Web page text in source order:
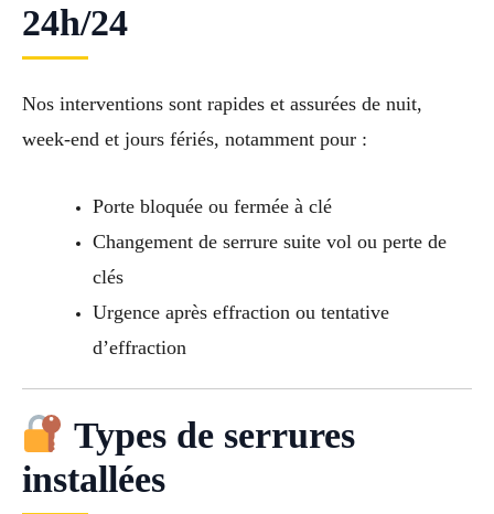
24h/24
Nos interventions sont rapides et assurées de nuit,
week-end et jours fériés, notamment pour :
Porte bloquée ou fermée à clé
Changement de serrure suite vol ou perte de
clés
Urgence après effraction ou tentative
d’effraction
Types de serrures
installées